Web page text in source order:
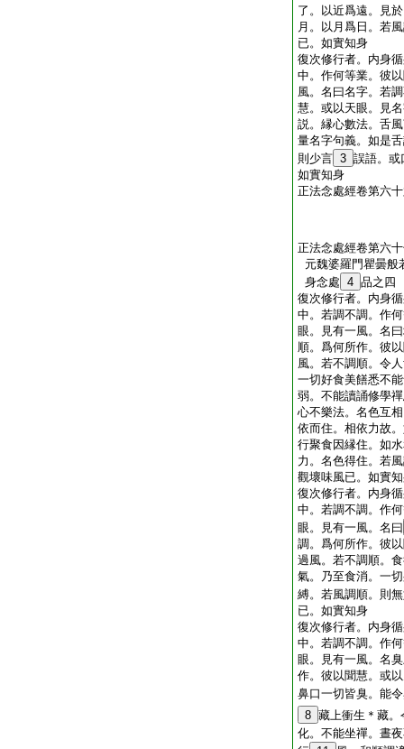
了。以近爲遠。見
月。以月爲日。若
已。如實知身
復次修行者。内身
中。作何等業。彼
風。名曰名字。若
慧。或以天眼。見
説。縁心數法。舌
量名字句義。如是
則少言 3 誤語。或
如實知身
正法念處經卷第六
正法念處經卷第六
元魏婆羅門瞿曇般
身念處 4 品之四
復次修行者。内身
中。若調不調。作
眼。見有一風。名
順。爲何所作。彼
風。若不調順。令
一切好食美饍悉不
弱。不能讀誦修學
心不樂法。名色互
依而住。相依力故
行聚食因縁住。如
力。名色得住。若
觀壞味風已。如實
復次修行者。内身
中。若調不調。作
眼。見有一風。名曰
調。爲何所作。彼
過風。若不調順。
氣。乃至食消。一
縛。若風調順。則
已。如實知身
復次修行者。内身
中。若調不調。作
眼。見有一風。名
作。彼以聞慧。或
鼻口一切皆臭。能
8 藏上衝生＊藏。
化。不能坐禪。晝